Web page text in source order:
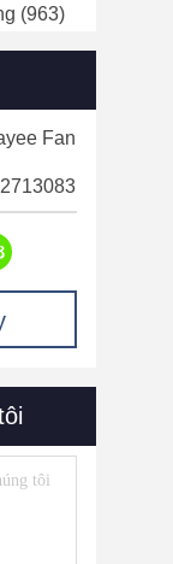
(963)
Fan